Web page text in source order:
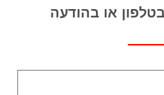
או בהודעה